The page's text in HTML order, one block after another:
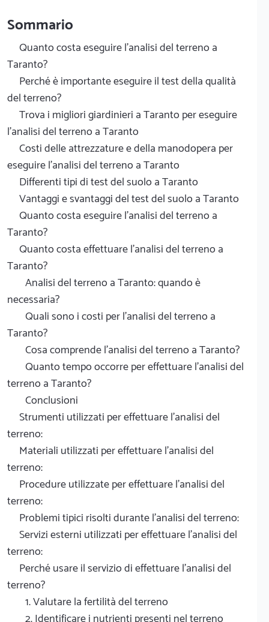
Sommario
Quanto costa eseguire l'analisi del terreno a
Taranto?
Perché è importante eseguire il test della qualità
del terreno?
Trova i migliori giardinieri a Taranto per eseguire
l'analisi del terreno a Taranto
Costi delle attrezzature e della manodopera per
eseguire l'analisi del terreno a Taranto
Differenti tipi di test del suolo a Taranto
Vantaggi e svantaggi del test del suolo a Taranto
Quanto costa eseguire l'analisi del terreno a
Taranto?
Quanto costa effettuare l'analisi del terreno a
Taranto?
Analisi del terreno a Taranto: quando è
necessaria?
Quali sono i costi per l'analisi del terreno a
Taranto?
Cosa comprende l'analisi del terreno a Taranto?
Quanto tempo occorre per effettuare l'analisi del
terreno a Taranto?
Conclusioni
Strumenti utilizzati per effettuare l'analisi del
terreno:
Materiali utilizzati per effettuare l'analisi del
terreno:
Procedure utilizzate per effettuare l'analisi del
terreno:
Problemi tipici risolti durante l'analisi del terreno:
Servizi esterni utilizzati per effettuare l'analisi del
terreno:
Perché usare il servizio di effettuare l'analisi del
terreno?
1. Valutare la fertilità del terreno